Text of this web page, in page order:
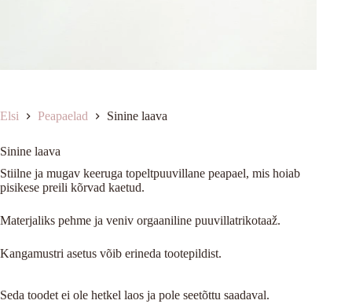
Elsi Peapaelad Sinine laava
Sinine laava
Stiilne ja mugav keeruga topeltpuuvillane peapael, mis hoiab
pisikese preili kõrvad kaetud.
Materjaliks pehme ja veniv orgaaniline puuvillatrikotaaž.
Kangamustri asetus võib erineda tootepildist.
Seda toodet ei ole hetkel laos ja pole seetõttu saadaval.